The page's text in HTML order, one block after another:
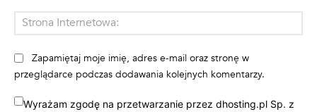
Zapamiętaj moje imię, adres e-mail oraz stronę w
przeglądarce podczas dodawania kolejnych komentarzy.
Wyrażam zgodę na przetwarzanie przez dhosting.pl Sp. z